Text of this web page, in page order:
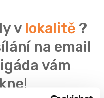
v lokalitě ?
na email
vám